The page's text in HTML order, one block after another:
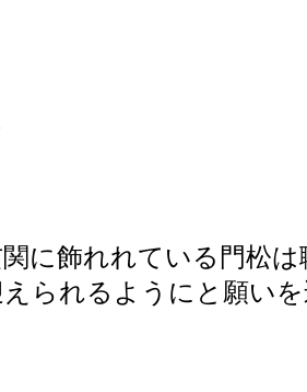
に飾れれている門松は
られるようにと願いを